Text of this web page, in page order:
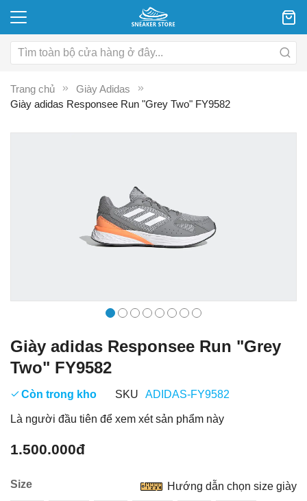
Trang chủ
Giày Adidas
Giày adidas Responsee Run "Grey Two" FY9582
Giày adidas Responsee Run "Grey
Two" FY9582
Còn trong kho SKU ADIDAS-FY9582
Là người đầu tiên để xem xét sản phẩm này
1.500.000đ
Size Hướng dẫn chọn size giày